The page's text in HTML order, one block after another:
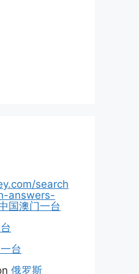
search
answers-
国澳门一台
台
俄罗斯